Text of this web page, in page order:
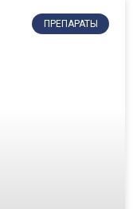
ПРЕПАРАТЫ